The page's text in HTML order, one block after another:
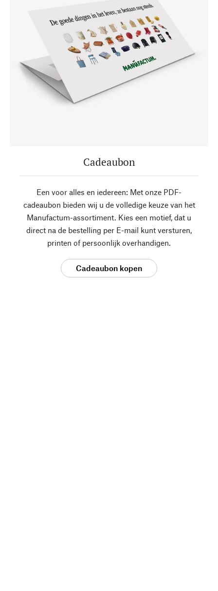
Cadeaubon
Een voor alles en iedereen: Met onze PDF-
cadeaubon bieden wij u de volledige keuze van het
Manufactum-assortiment. Kies een motief, dat u
direct na de bestelling per E-mail kunt versturen,
printen of persoonlijk overhandigen.
Cadeaubon kopen